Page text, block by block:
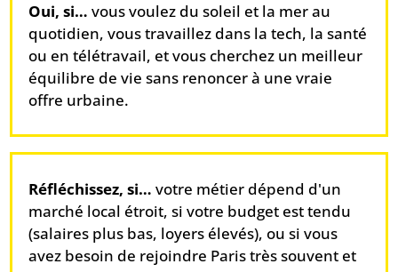
Oui, si… vous voulez du soleil et la mer au
quotidien, vous travaillez dans la tech, la santé
ou en télétravail, et vous cherchez un meilleur
équilibre de vie sans renoncer à une vraie
offre urbaine.
Réfléchissez, si… votre métier dépend d'un
marché local étroit, si votre budget est tendu
(salaires plus bas, loyers élevés), ou si vous
avez besoin de rejoindre Paris très souvent et